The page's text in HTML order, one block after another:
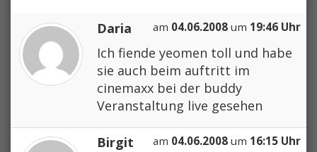
Daria am 04.06.2008 um 19:46 Uhr
Ich fiende yeomen toll und habe
sie auch beim auftritt im
cinemaxx bei der buddy
Veranstaltung live gesehen
Birgit am 04.06.2008 um 16:15 Uhr